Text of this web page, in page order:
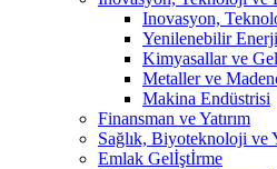
Inovasyon,
Yenilenebilir Enerji
Kimyasallar ve
Metaller ve
Makina Endüstrisi
Finansman ve Yatırım
Sağlık, Biyoteknoloji ve
Emlak Gelİştİrme